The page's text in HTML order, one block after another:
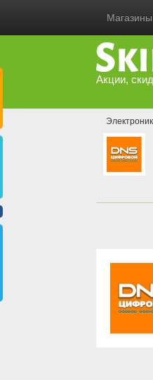
Магазины
Акции,